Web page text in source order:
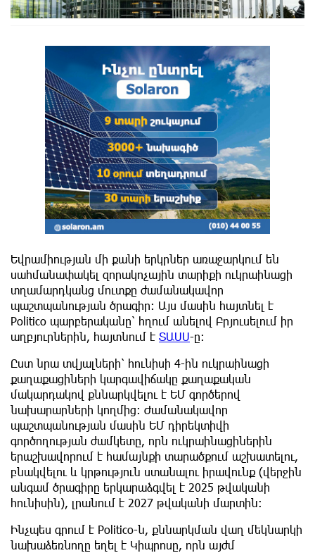
Եվրամիության մի քանի երկրներ առաջարկում են
սահմանափակել զորակոչային տարիքի ուկրաինացի
տղամարդկանց մուտքը ժամանակավոր
պաշտպանության ծրագիր։ Այս մասին հայտնել է
Politico պարբերականը՝ հղում անելով Բրյուսելում իր
աղբյուրներին, հայտնում է ՏԱՍՍ-ը:
Ըստ նրա տվյալների՝ հունիսի 4-ին ուկրաինացի
քաղաքացիների կարգավիճակը քաղաքական
մակարդակով քննարկվելու է ԵՄ գործերով
նախարարների կողմից։ Ժամանակավոր
պաշտպանության մասին ԵՄ դիրեկտիվի
գործողության ժամկետը, որն ուկրաինացիներին
երաշխավորում է համայնքի տարածքում աշխատելու,
բնակվելու և կրթություն ստանալու իրավունք (վերջին
անգամ ծրագիրը երկարաձգվել է 2025 թվականի
հունիսին), լրանում է 2027 թվականի մարտին։
Ինչպես գրում է Politico-ն, քննարկման վաղ մեկնարկի
նախաձեռնողը եղել է Կիպրոսը, որն այժմ